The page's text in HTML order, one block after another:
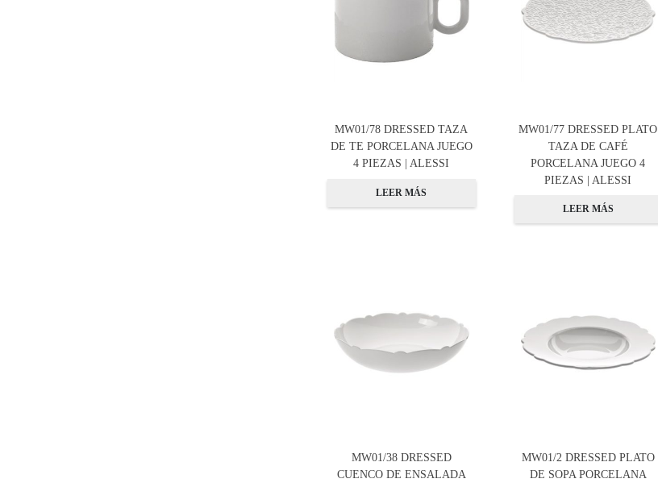
MW01/78 DRESSED TAZA
DE TE PORCELANA JUEGO
4 PIEZAS | ALESSI
LEER MÁS
MW01/77 DRESSED PLATO
TAZA DE CAFÉ
PORCELANA JUEGO 4
PIEZAS | ALESSI
LEER MÁS
MW01/38 DRESSED
CUENCO DE ENSALADA
MW01/2 DRESSED PLATO
DE SOPA PORCELANA